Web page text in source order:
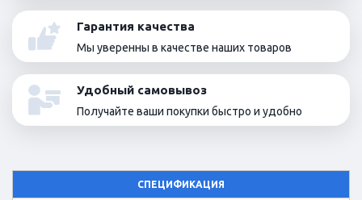
Гарантия качества
Мы уверенны в качестве наших товаров
Удобный самовывоз
Получайте ваши покупки быстро и удобно
СПЕЦИФИКАЦИЯ